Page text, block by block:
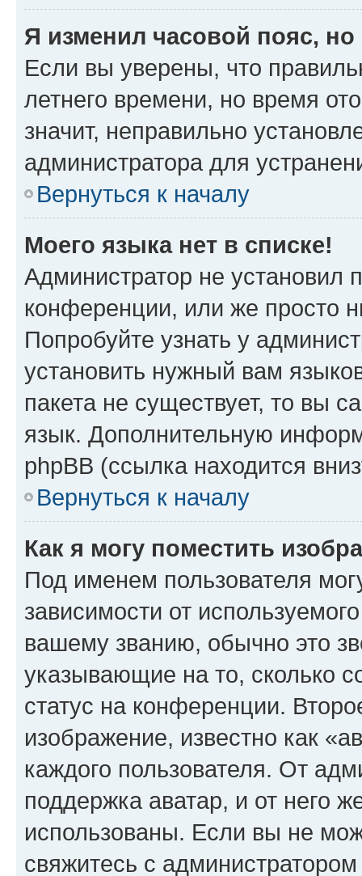
Я изменил часовой пояс,
Если вы уверены, что
летнего времени, но время
значит, неправильно
администратора для
Вернуться к началу
Моего языка нет в списке!
Администратор не установил
конференции, или же просто
Попробуйте узнать у
установить нужный вам
пакета не существует, то вы
язык. Дополнительную
phpBB (ссылка находится
Вернуться к началу
Как я могу поместить
Под именем пользователя
зависимости от
вашему званию, обычно это
указывающие на то, сколько
статус на конференции.
изображение, известно как
каждого пользователя. От
поддержка аватар, и от него
использованы. Если вы не
свяжитесь с